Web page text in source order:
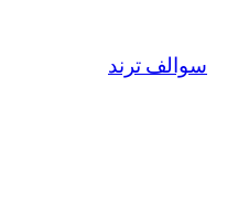
المحتوى
سوالف ترند